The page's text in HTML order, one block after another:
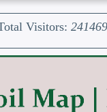
Visitors: 241469